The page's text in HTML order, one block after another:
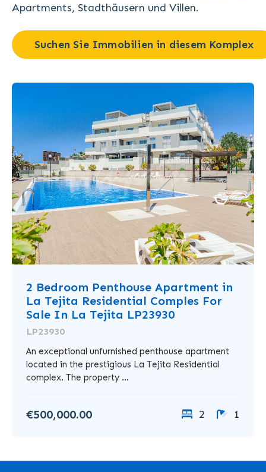
Apartments, Stadthäusern und Villen.
Suchen Sie Immobilien in diesem Komplex
2 Bedroom Penthouse Apartment in
La Tejita Residential Comples For
Sale In La Tejita LP23930
LP23930
An exceptional unfurnished penthouse apartment
located in the prestigious La Tejita Residential
complex. The property ...
€500,000.00 2 1